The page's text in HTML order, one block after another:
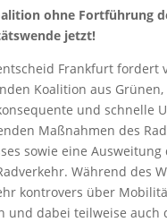
ohne Fortführung
jetzt!
Frankfurt fordert
Koalition aus Grünen,
und schnelle
Maßnahmen des
sowie eine
Während des
kontrovers über
und dabei teilweise auch